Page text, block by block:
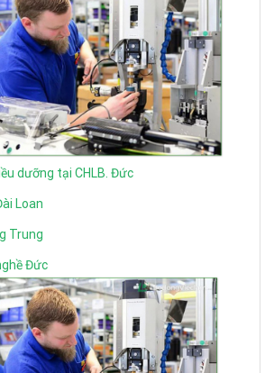
dưỡng tại CHLB. Đức
Loan
Trung
Đức